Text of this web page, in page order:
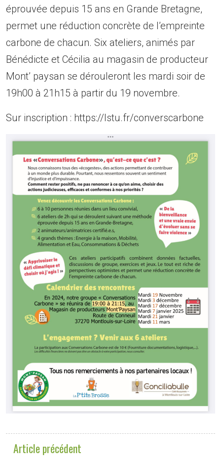
éprouvée depuis 15 ans en Grande Bretagne,
permet une réduction concrète de l’empreinte
carbone de chacun. Six ateliers, animés par
Bénédicte et Cécilia au magasin de producteur
Mont’ paysan se dérouleront les mardi soir de
19h00 à 21h15 à partir du 19 novembre.
Sur inscription : https://lstu.fr/converscarbone
Article précédent